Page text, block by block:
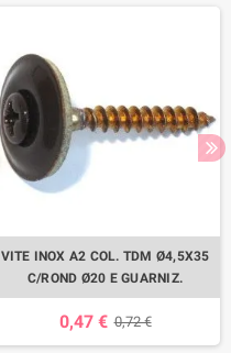
VITE INOX A2 COL. TDM Ø4,5X35
C/ROND Ø20 E GUARNIZ.
0,47 € 0,72 €